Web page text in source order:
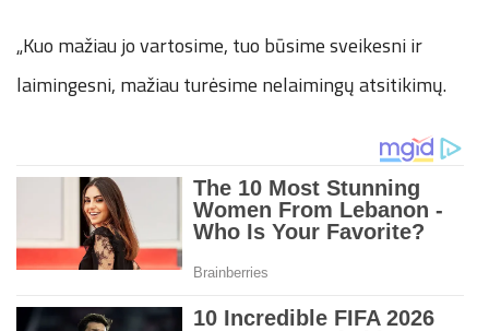
„Kuo mažiau jo vartosime, tuo būsime sveikesni ir
laimingesni, mažiau turėsime nelaimingų atsitikimų.